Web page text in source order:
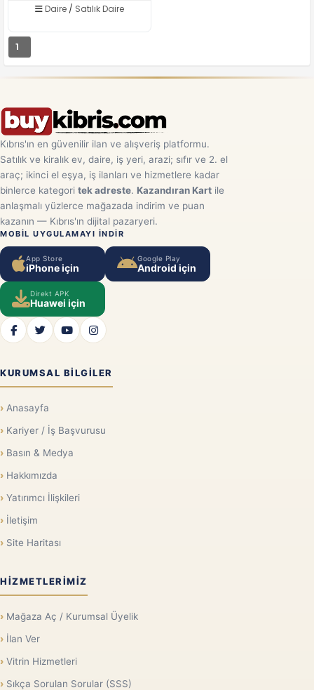
Daire / Satılık Daire
1
Kıbrıs'ın en güvenilir ilan ve alışveriş platformu.
Satılık ve kiralık ev, daire, iş yeri, arazi; sıfır ve 2. el
araç; ikinci el eşya, iş ilanları ve hizmetlere kadar
binlerce kategori tek adreste. Kazandıran Kart ile
anlaşmalı yüzlerce mağazada indirim ve puan
kazanın — Kıbrıs'ın dijital pazaryeri.
MOBIL UYGULAMAYI INDIR
App Store
iPhone için
Google Play
Android için
Direkt APK
Huawei için
KURUMSAL BILGILER
Anasayfa
Kariyer / İş Başvurusu
Basın & Medya
Hakkımızda
Yatırımcı İlişkileri
İletişim
Site Haritası
HIZMETLERIMIZ
Mağaza Aç / Kurumsal Üyelik
İlan Ver
Vitrin Hizmetleri
Sıkça Sorulan Sorular (SSS)